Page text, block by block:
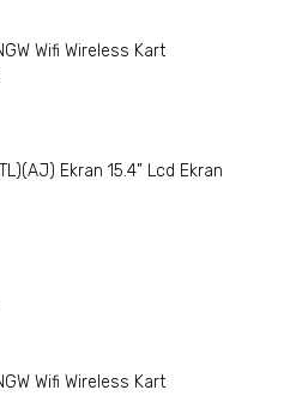
Wifi Wireless Kart
Ekran 15.4” Lcd Ekran
Wifi Wireless Kart